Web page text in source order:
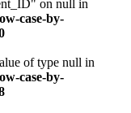
on null in
case-by-
of type null in
case-by-